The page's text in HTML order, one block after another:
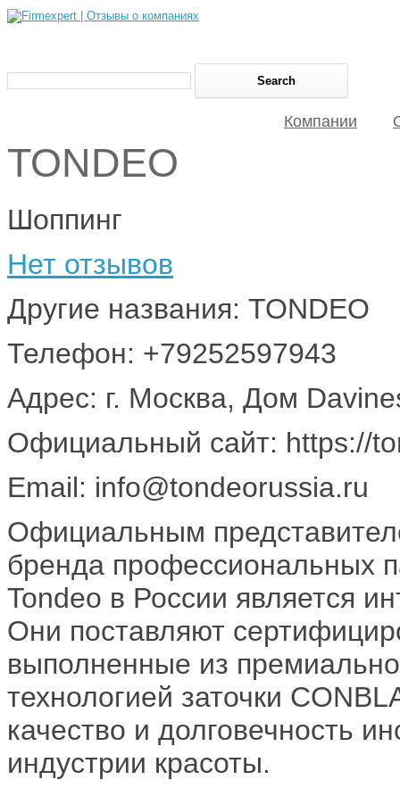
Компании
TONDEO
Шоппинг
Нет отзывов
Другие названия: TONDEO
Телефон: +79252597943
Адрес: г. Москва, Дом
Официальный сайт: https://
Email: info@tondeorussia.ru
Официальным
бренда профессиональных
Tondeo в России является
Они поставляют
выполненные из
технологией заточки
качество и долговечность
индустрии красоты.